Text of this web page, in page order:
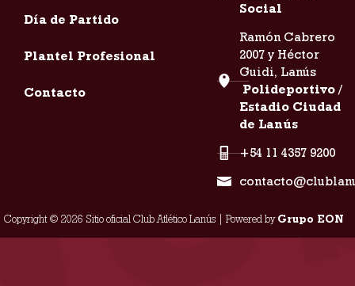
Día de Partido
Plantel Profesional
Contacto
Social
Ramón Cabrero
2007 y Héctor
Guidi, Lanús
Polideportivo /
Estadio Ciudad
de Lanús
+54 11 4357 9200
Copyright © 2026 Sitio oficial Club Atlético Lanús | Powered byGrupo EON